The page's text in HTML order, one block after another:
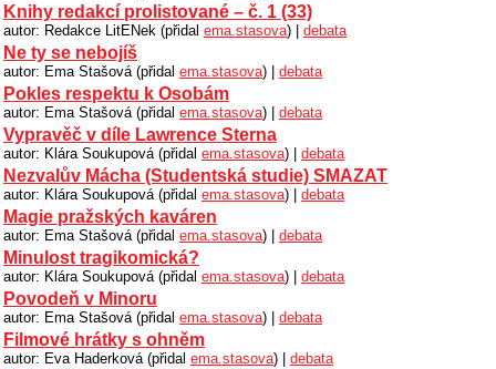
Knihy redakcí prolistované – č. 1 (33)
autor: Redakce LitENek (přidal ema.stasova) | debata
Ne ty se nebojíš
autor: Ema Stašová (přidal ema.stasova) | debata
Pokles respektu k Osobám
autor: Ema Stašová (přidal ema.stasova) | debata
Vypravěč v díle Lawrence Sterna
autor: Klára Soukupová (přidal ema.stasova) | debata
Nezvalův Mácha (Studentská studie) SMAZAT
autor: Klára Soukupová (přidal ema.stasova) | debata
Magie pražských kaváren
autor: Ema Stašová (přidal ema.stasova) | debata
Minulost tragikomická?
autor: Klára Soukupová (přidal ema.stasova) | debata
Povodeň v Minoru
autor: Ema Stašová (přidal ema.stasova) | debata
Filmové hrátky s ohněm
autor: Eva Haderková (přidal ema.stasova) | debata